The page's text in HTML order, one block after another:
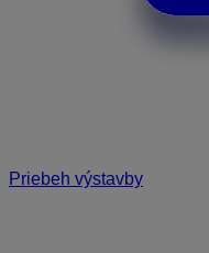
Priebeh výstavby